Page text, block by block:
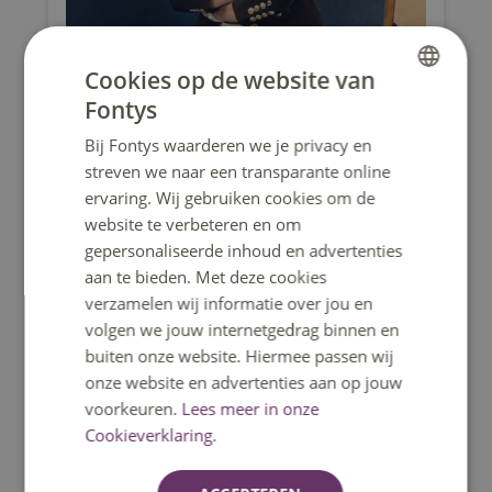
Studenten en bedrijven
Cookies op de website van
Fontys
Bij Fontys waarderen we je privacy en
streven we naar een transparante online
ervaring. Wij gebruiken cookies om de
website te verbeteren en om
gepersonaliseerde inhoud en advertenties
aan te bieden. Met deze cookies
verzamelen wij informatie over jou en
volgen we jouw internetgedrag binnen en
buiten onze website. Hiermee passen wij
onze website en advertenties aan op jouw
voorkeuren. Lees meer in onze
Cookieverklaring.